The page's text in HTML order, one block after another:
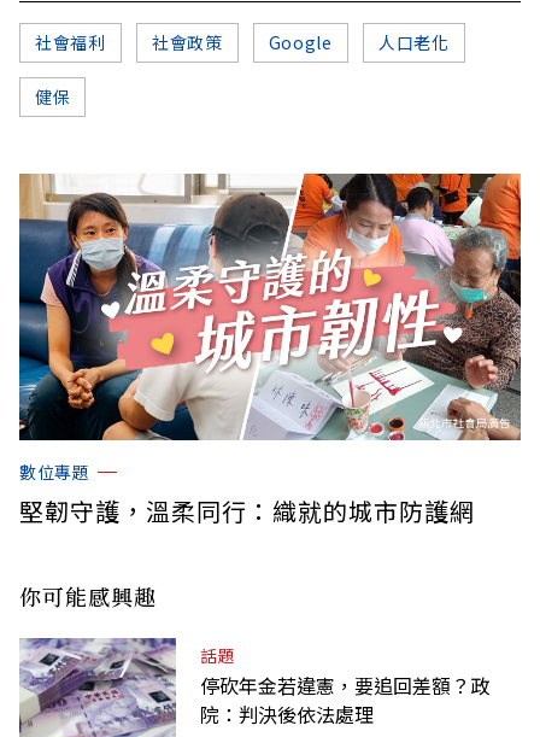
社會福利 社會政策 Google 人口老化
健保
數位專題
堅韌守護，溫柔同行：織就的城市防護網
你可能感興趣
話題
停砍年金若違憲，要追回差額？政
院：判決後依法處理